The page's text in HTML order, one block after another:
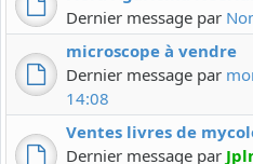
Dernier message par
microscope à vendre
Dernier message par
14:08
Ventes livres de
Dernier message par